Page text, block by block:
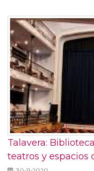
Talavera:
teatros y espacios